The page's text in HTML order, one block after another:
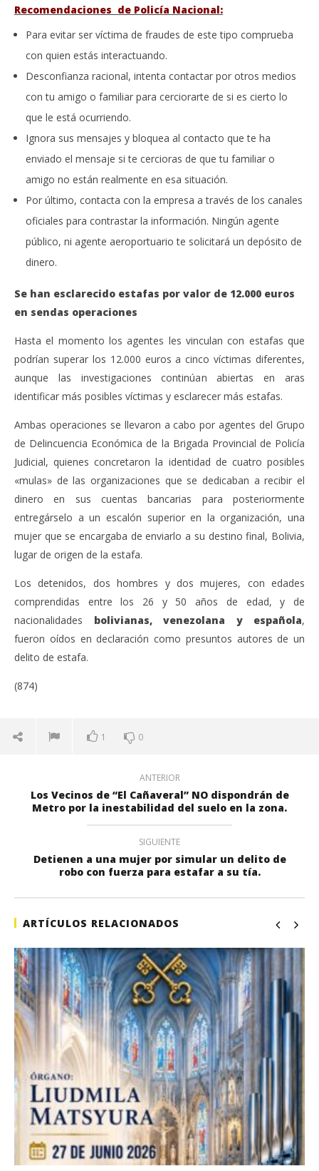
Recomendaciones de Policía Nacional:
Para evitar ser víctima de fraudes de este tipo comprueba
con quien estás interactuando.
Desconfianza racional, intenta contactar por otros medios
con tu amigo o familiar para cerciorarte de si es cierto lo
que le está ocurriendo.
Ignora sus mensajes y bloquea al contacto que te ha
enviado el mensaje si te cercioras de que tu familiar o
amigo no están realmente en esa situación.
Por último, contacta con la empresa a través de los canales
oficiales para contrastar la información. Ningún agente
público, ni agente aeroportuario te solicitará un depósito de
dinero.
Se han esclarecido estafas por valor de 12.000 euros
en sendas operaciones
Hasta el momento los agentes les vinculan con estafas que
podrían superar los 12.000 euros a cinco víctimas diferentes,
aunque las investigaciones continúan abiertas en aras
identificar más posibles víctimas y esclarecer más estafas.
Ambas operaciones se llevaron a cabo por agentes del Grupo
de Delincuencia Económica de la Brigada Provincial de Policía
Judicial, quienes concretaron la identidad de cuatro posibles
«mulas» de las organizaciones que se dedicaban a recibir el
dinero en sus cuentas bancarias para posteriormente
entregárselo a un escalón superior en la organización, una
mujer que se encargaba de enviarlo a su destino final, Bolivia,
lugar de origen de la estafa.
Los detenidos, dos hombres y dos mujeres, con edades
comprendidas entre los 26 y 50 años de edad, y de
nacionalidades bolivianas, venezolana y española,
fueron oídos en declaración como presuntos autores de un
delito de estafa.
(874)
1 0
ANTERIOR
Los Vecinos de “El Cañaveral” NO dispondrán de
Metro por la inestabilidad del suelo en la zona.
SIGUIENTE
Detienen a una mujer por simular un delito de
robo con fuerza para estafar a su tía.
ARTÍCULOS RELACIONADOS